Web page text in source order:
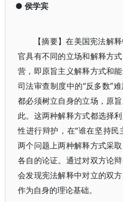
● 侯学宾
【摘要】在美国宪法解
官具有不同的立场和解释方
营，即原旨主义解释方式和
司法审查制度中的“反多数”
都必须树立自身的立场，原
此。这两种解释方式都选择
性进行辩护，在“谁在坚持民
两个问题上两种解释方式采
各自的论证。通过对双方论
会发现宪法解释中对立的双
作为自身的理论基础。